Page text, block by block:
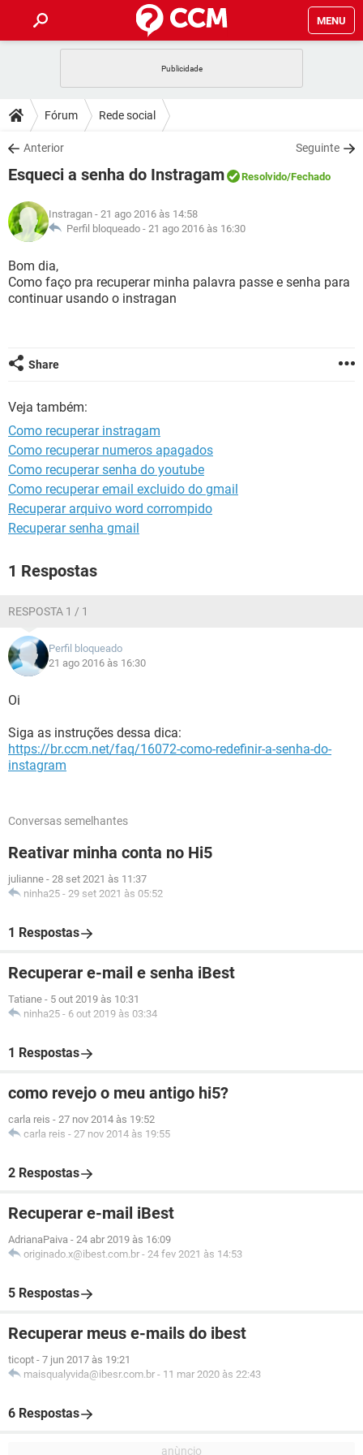
MENU
CELULAR
OUTLOOK
INSTAGRAM GMAIL
GUIA DE COMPRAS
DICAS
JOGOS
INSTAGRAM GMAIL
GUIA DE COMPRAS
DOWNLOADS
JOGOS WHATSAPP
CELULAR
OUTLOOK EXCEL
INSTAGRAM
GUIA DE COMPRAS
FÓRUM
JOGOS WHATSAPP
CELULAR
OUTLOOK
INSTAGRAM
GLOSSÁRIO
JOGOS
CELULAR FACEBOOK
GUIA DE COMPRAS
Fórum Rede social
Anterior Seguinte
Esqueci a senha do Instragam Resolvido/Fechado
Instragan - 21 ago 2016 às 14:58
Perfil bloqueado - 21 ago 2016 às 16:30
Bom dia,
Como faço pra recuperar minha palavra passe e senha para
continuar usando o instragan
Share
Veja também:
Como recuperar instragam
Como recuperar numeros apagados
Como recuperar senha do youtube
Como recuperar email excluido do gmail
Recuperar arquivo word corrompido
Recuperar senha gmail
1 Respostas
RESPOSTA 1 / 1
Perfil bloqueado
21 ago 2016 às 16:30
Oi
Siga as instruções dessa dica:
https://br.ccm.net/faq/16072-como-redefinir-a-senha-do-
instagram
Conversas semelhantes
Reativar minha conta no Hi5
julianne - 28 set 2021 às 11:37
ninha25 - 29 set 2021 às 05:52
1 Respostas
Recuperar e-mail e senha iBest
Tatiane - 5 out 2019 às 10:31
ninha25 - 6 out 2019 às 03:34
1 Respostas
como revejo o meu antigo hi5?
carla reis - 27 nov 2014 às 19:52
carla reis - 27 nov 2014 às 19:55
2 Respostas
Recuperar e-mail iBest
AdrianaPaiva - 24 abr 2019 às 16:09
originado.x@ibest.com.br - 24 fev 2021 às 14:53
5 Respostas
Recuperar meus e-mails do ibest
ticopt - 7 jun 2017 às 19:21
maisqualyvida@ibesr.com.br - 11 mar 2020 às 22:43
6 Respostas